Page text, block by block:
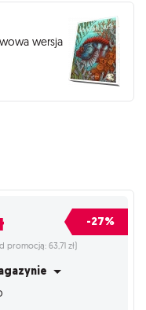
wersja
-27%
63,71 zł)